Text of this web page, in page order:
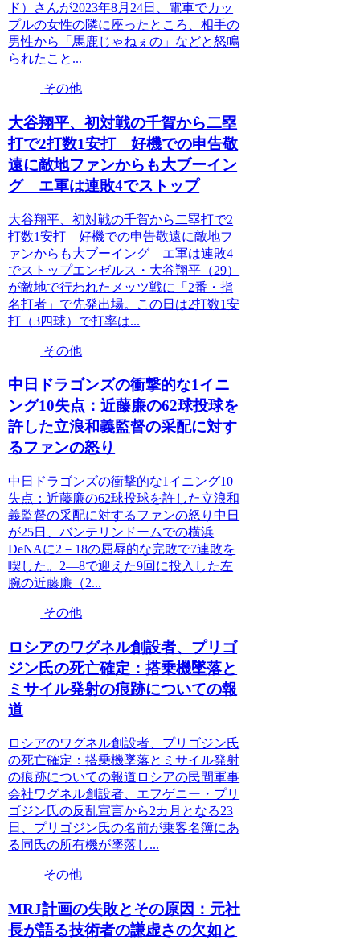
ド）さんが2023年8月24日、電車でカッ
プルの女性の隣に座ったところ、相手の
男性から「馬鹿じゃねぇの」などと怒鳴
られたこと...
その他
大谷翔平、初対戦の千賀から二塁
打で2打数1安打 好機での申告敬
遠に敵地ファンからも大ブーイン
グ エ軍は連敗4でストップ
大谷翔平、初対戦の千賀から二塁打で2
打数1安打 好機での申告敬遠に敵地フ
ァンからも大ブーイング エ軍は連敗4
でストップエンゼルス・大谷翔平（29）
が敵地で行われたメッツ戦に「2番・指
名打者」で先発出場。この日は2打数1安
打（3四球）で打率は...
その他
中日ドラゴンズの衝撃的な1イニ
ング10失点：近藤廉の62球投球を
許した立浪和義監督の采配に対す
るファンの怒り
中日ドラゴンズの衝撃的な1イニング10
失点：近藤廉の62球投球を許した立浪和
義監督の采配に対するファンの怒り中日
が25日、バンテリンドームでの横浜
DeNAに2－18の屈辱的な完敗で7連敗を
喫した。2―8で迎えた9回に投入した左
腕の近藤廉（2...
その他
ロシアのワグネル創設者、プリゴ
ジン氏の死亡確定：搭乗機墜落と
ミサイル発射の痕跡についての報
道
ロシアのワグネル創設者、プリゴジン氏
の死亡確定：搭乗機墜落とミサイル発射
の痕跡についての報道ロシアの民間軍事
会社ワグネル創設者、エフゲニー・プリ
ゴジン氏の反乱宣言から2カ月となる23
日、プリゴジン氏の名前が乗客名簿にあ
る同氏の所有機が墜落し...
その他
MRJ計画の失敗とその原因：元社
長が語る技術者の謙虚さの欠如と